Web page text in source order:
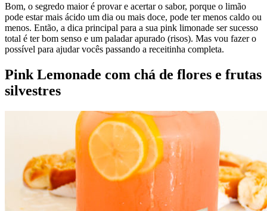
Bom, o segredo maior é provar e acertar o sabor, porque o limão
pode estar mais ácido um dia ou mais doce, pode ter menos caldo ou
menos. Então, a dica principal para a sua pink limonade ser sucesso
total é ter bom senso e um paladar apurado (risos). Mas vou fazer o
possível para ajudar vocês passando a receitinha completa.
Pink Lemonade com chá de flores e frutas
silvestres